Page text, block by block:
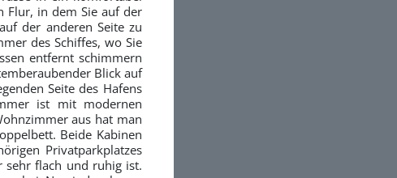
Flur, in dem Sie auf der
der anderen Seite zu
des Schiffes, wo Sie
entfernt schimmern
Blick auf
Seite des Hafens
ist mit modernen
aus hat man
Beide Kabinen
Privatparkplatzes
sehr flach und ruhig ist.